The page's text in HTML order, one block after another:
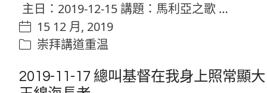
主日：2019-12-15 講題：馬利亞之歌 …
15 12 月, 2019
崇拜講道重温
2019-11-17 總叫基督在我身上照常顯大